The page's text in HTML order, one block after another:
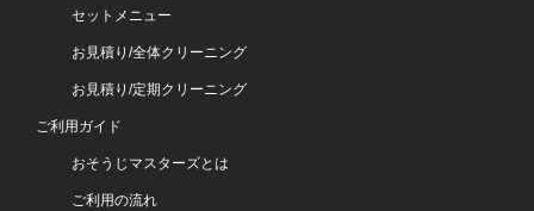
セットメニュー
お見積り/全体クリーニング
お見積り/定期クリーニング
ご利用ガイド
おそうじマスターズとは
ご利用の流れ